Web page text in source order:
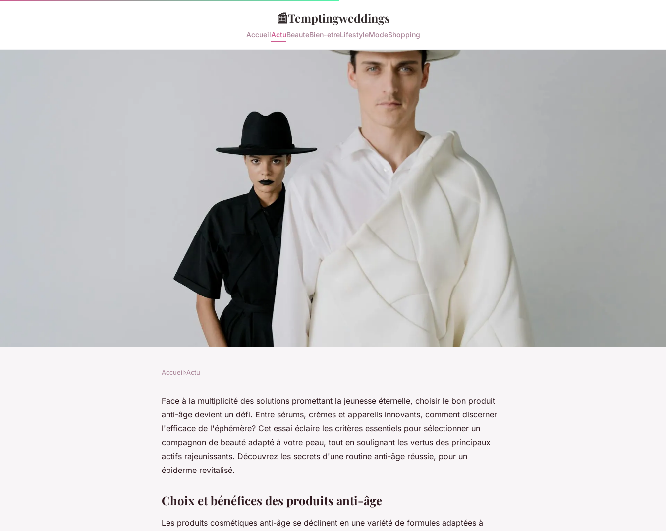
📰Temptingweddings
AccueilActuBeauteBien-etreLifestyleModeShopping
Accessoires de beauté : quel produit
anti-âge choisir ?
Accueil›Actu
Face à la multiplicité des solutions promettant la jeunesse éternelle, choisir le bon produit
anti-âge devient un défi. Entre sérums, crèmes et appareils innovants, comment discerner
l'efficace de l'éphémère? Cet essai éclaire les critères essentiels pour sélectionner un
compagnon de beauté adapté à votre peau, tout en soulignant les vertus des principaux
actifs rajeunissants. Découvrez les secrets d'une routine anti-âge réussie, pour un
épiderme revitalisé.
Choix et bénéfices des produits anti-âge
Les produits cosmétiques anti-âge se déclinent en une variété de formules adaptées à